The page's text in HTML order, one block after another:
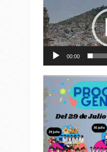
de
vídeo
00:00